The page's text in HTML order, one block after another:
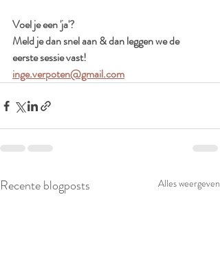
Voel je een 'ja'?
Meld je dan snel aan & dan leggen we de
eerste sessie vast!
inge.verpoten@gmail.com
Recente blogposts Alles weergeven